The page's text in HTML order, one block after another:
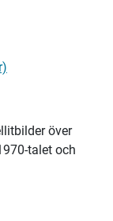
över
talet och